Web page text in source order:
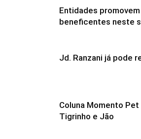
Entidades
beneficentes neste
Jd. Ranzani já pode
Coluna Momento Pet
Tigrinho e Jão